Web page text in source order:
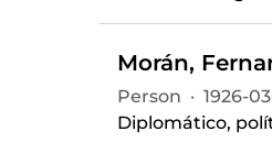
Morán,
Person · 1926-
Diplomático,